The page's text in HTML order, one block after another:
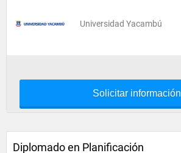
Universidad Yacambú
Solicitar información
Diplomado en Planificación